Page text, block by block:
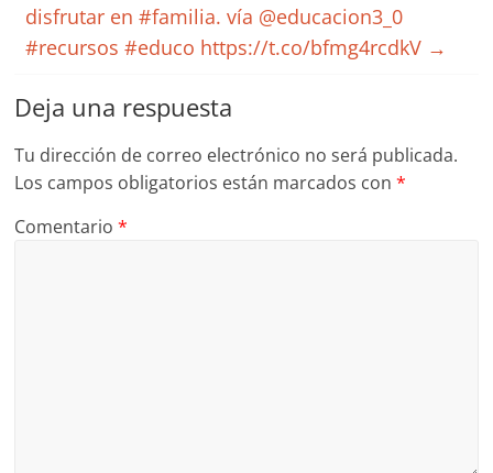
disfrutar en #familia. vía @educacion3_0
#recursos #educo https://t.co/bfmg4rcdkV →
Deja una respuesta
Tu dirección de correo electrónico no será publicada.
Los campos obligatorios están marcados con*
Comentario*